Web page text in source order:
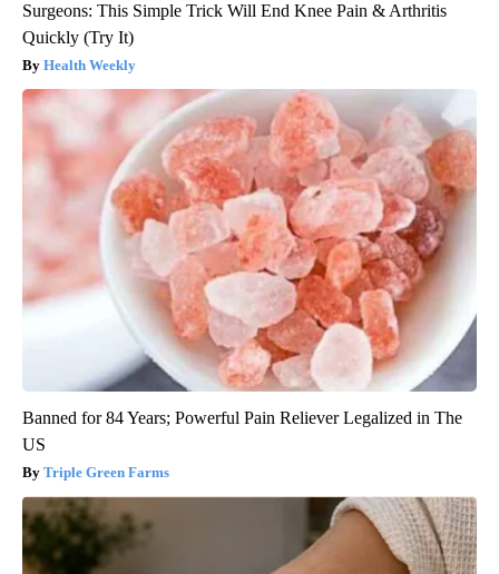
Surgeons: This Simple Trick Will End Knee Pain & Arthritis
Quickly (Try It)
Health Weekly
Banned for 84 Years; Powerful Pain Reliever Legalized in The
US
Triple Green Farms